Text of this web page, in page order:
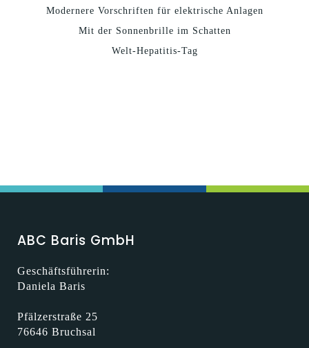
Modernere Vorschriften für elektrische Anlagen
Mit der Sonnenbrille im Schatten
Welt-Hepatitis-Tag
ABC Baris GmbH
Geschäftsführerin:
Daniela Baris
Pfälzerstraße 25
76646 Bruchsal